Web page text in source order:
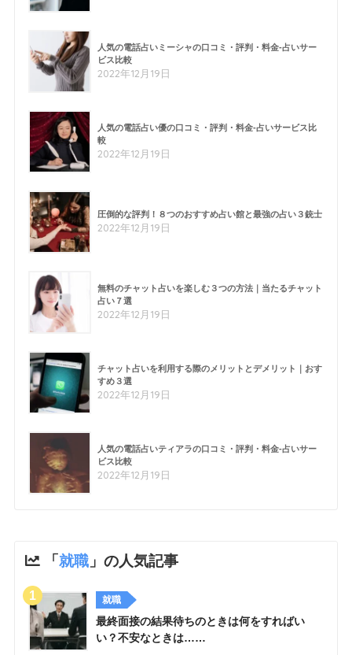
人気の電話占いミーシャの口コミ・評判・料金-占いサー
ビス比較
2022年12月19日
人気の電話占い優の口コミ・評判・料金-占いサービス比
較
2022年12月19日
圧倒的な評判！８つのおすすめ占い館と最強の占い３銃士
2022年12月19日
無料のチャット占いを楽しむ３つの方法｜当たるチャット
占い７選
2022年12月19日
チャット占いを利用する際のメリットとデメリット｜おす
すめ３選
2022年12月19日
人気の電話占いティアラの口コミ・評判・料金-占いサー
ビス比較
2022年12月19日
「就職」の人気記事
就職
最終面接の結果待ちのときは何をすればい
い？不安なときは……